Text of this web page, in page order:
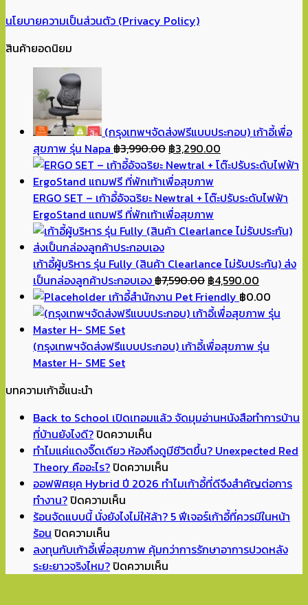
นโยบายความเป็นส่วนตัว (Privacy Policy)
สินค้ายอดนิยม
(กรุงเทพฯจัดส่งฟรีแบบประกอบ) เก้าอี้เพื่อ
สุขภาพ รุ่น Napa ฿3,990.00 Original
price
was:
฿3,990.00.
฿3,290.00
price
฿3,290.00.
ERGO SET – เก้าอี้อัจฉริยะ Newtral + โต๊ะปรับระดับไฟฟ้า
ErgoStand แถมฟรี ที่พักเท้าเพื่อสุขภาพ
เก้าอี้ผู้บริหาร รุ่น Fully (สินค้า Clearlance ไม่รับประกัน) ส่ง
เป็นกล่องลูกค้าประกอบเอง฿7,590.00 Original
price
was:
฿4,590.00
price
is:
เก้าอี้สำนักงาน Pet Friendly ฿0.00
(กรุงเทพฯจัดส่งฟรีแบบประกอบ) เก้าอี้เพื่อสุขภาพ รุ่น
Master H- SME Set
บทความเก้าอี้แนะนำ
Back to School เปิดเทอมแล้ว จัดมุมอ่านหนังสือทำการบ้าน
ที่บ้านยังไงดี?ปิดความเห็น
Back
to
School
เทอม
จัด
มุม
ทำไมแค่แดงจิ๊ดเดียว ห้องถึงดูมีชีวิตขึ้น? Unexpected Red
Theory คืออะไร?ปิดความเห็น
ทำไม
แดง
เดียว
ออฟฟิศยุค Hybrid ปี 2026 ทำไมเก้าอี้ที่ดีจึงสำคัญต่อการ
ทำงาน?ปิดความเห็น
ออฟฟิศ
Hybrid
ปี
ร้อนจัดแบบนี้ นั่งยังไงไม่ให้ล้า? 5 ฟีเจอร์เก้าอี้ที่ควรมีในหน้า
ร้อน ปิดความเห็น
ร้อน
จัด
ลงทุนกับเก้าอี้เพื่อสุขภาพ คุ้มกว่าการรักษาอาการปวดหลัง
ระยะยาวจริงไหม?ปิดความเห็น